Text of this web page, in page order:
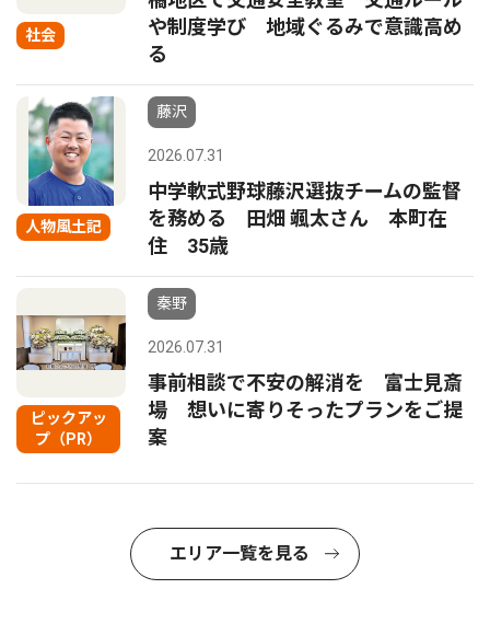
社会
や制度学び 地域ぐるみで意識高め
る
人物風土記
藤沢
2026.07.31
中学軟式野球藤沢選抜チームの監督
を務める 田畑 颯太さん 本町在
住 35歳
ピックアッ
プ（PR）
秦野
2026.07.31
事前相談で不安の解消を 富士見斎
場 想いに寄りそったプランをご提
案
エリア一覧を見る